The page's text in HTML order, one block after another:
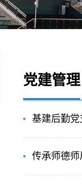
党建管理
基建后勤党
传承师德